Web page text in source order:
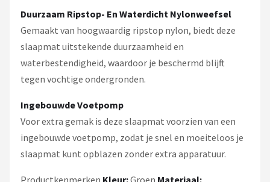
Duurzaam Ripstop- En Waterdicht Nylonweefsel
Gemaakt van hoogwaardig ripstop nylon, biedt deze
slaapmat uitstekende duurzaamheid en
waterbestendigheid, waardoor je beschermd blijft
tegen vochtige ondergronden.
Ingebouwde Voetpomp
Voor extra gemak is deze slaapmat voorzien van een
ingebouwde voetpomp, zodat je snel en moeiteloos je
slaapmat kunt opblazen zonder extra apparatuur.
Productkenmerken Kleur:Groen Materiaal: